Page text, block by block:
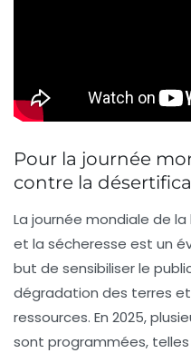
Pour la journée
contre la
La journée mondiale de
et la sécheresse est un
but de sensibiliser le
dégradation des terres
ressources. En 2025,
sont programmées,